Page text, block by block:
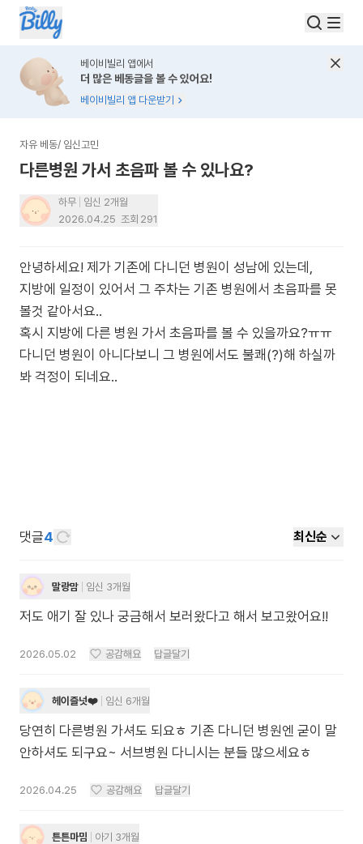
베이비빌리 앱에서
더 많은 베동글을 볼 수 있어요!
베이비빌리 앱 다운받기
자유 베동/ 임신고민
다른병원 가서 초음파 볼 수 있나요?
하무
임신 2개월
2026.04.25 조회 291
안녕하세요! 제가 기존에 다니던 병원이 성남에 있는데,
지방에 일정이 있어서 그 주차는 기존 병원에서 초음파를 못
볼것 같아서요..
혹시 지방에 다른 병원 가서 초음파를 볼 수 있을까요?ㅠㅠ
다니던 병원이 아니다보니 그 병원에서도 불쾌(?)해 하실까
봐 걱정이 되네요..
댓글4 최신순
말랑맘 임신 3개월
저도 애기 잘 있나 궁금해서 보러왔다고 해서 보고왔어요!!
2026.05.02 공감해요 답글달기
헤이즐넛❤️ 임신 6개월
당연히 다른병원 가셔도 되요ㅎ 기존 다니던 병원엔 굳이 말
안하셔도 되구요~ 서브병원 다니시는 분들 많으세요ㅎ
2026.04.25 공감해요 답글달기
튼튼마밈 아기 3개월